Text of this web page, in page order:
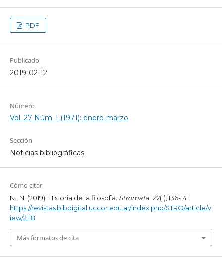
PDF
Publicado
2019-02-12
Número
Vol. 27 Núm. 1 (1971): enero-marzo
Sección
Noticias bibliográficas
Cómo citar
N., N. (2019). Historia de la filosofía. Stromata,27(1), 136-141.
https://revistas.bibdigital.uccor.edu.ar/index.php/STRO/article/v
iew/2118
Más formatos de cita